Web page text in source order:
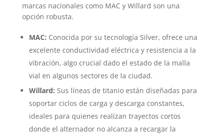
marcas nacionales como MAC y Willard son una
opción robusta.
MAC: Conocida por su tecnología Silver, ofrece una
excelente conductividad eléctrica y resistencia a la
vibración, algo crucial dado el estado de la malla
vial en algunos sectores de la ciudad.
Willard: Sus líneas de titanio están diseñadas para
soportar ciclos de carga y descarga constantes,
ideales para quienes realizan trayectos cortos
donde el alternador no alcanza a recargar la